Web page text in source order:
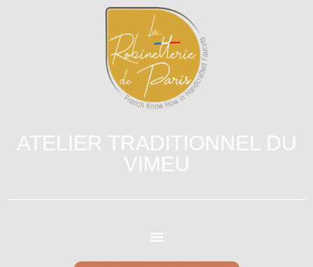
ATELIER TRADITIONNEL DU
VIMEU